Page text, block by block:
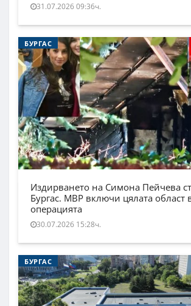
31.07.2026 09:36ч.
БУРГАС
Издирването на Симона Пейчева
Бургас. МВР включи цялата област
операцията
30.07.2026 15:28ч.
БУРГАС